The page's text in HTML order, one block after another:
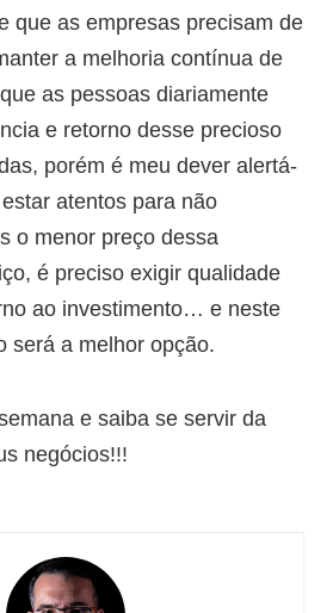
que as empresas precisam de
a melhoria contínua de
as pessoas diariamente
e retorno desse precioso
porém é meu dever alertá-
atentos para não
o menor preço dessa
é preciso exigir qualidade
ao investimento… e neste
será a melhor opção.
e saiba se servir da
negócios!!!